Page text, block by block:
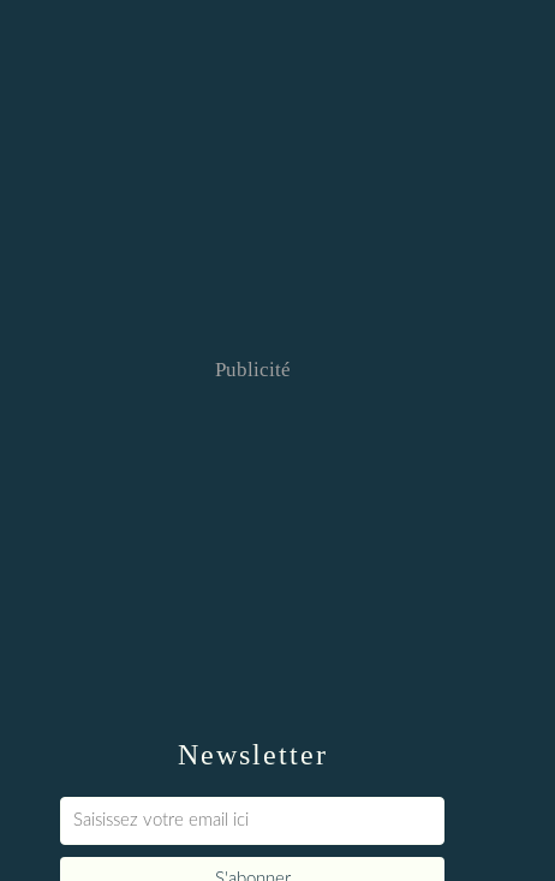
Newsletter
Publicité